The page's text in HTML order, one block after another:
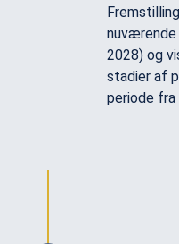
2028) og
stadier af
periode fra